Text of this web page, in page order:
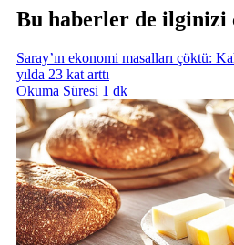
Bu haberler de ilginizi
Saray’ın ekonomi masalları çöktü:
yılda 23 kat arttı
Okuma Süresi 1 dk